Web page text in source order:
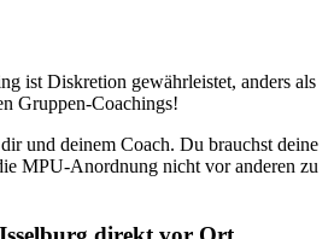
ist Diskretion gewährleistet, anders als
Gruppen-Coachings!
und deinem Coach. Du brauchst deine
MPU-Anordnung nicht vor anderen zu